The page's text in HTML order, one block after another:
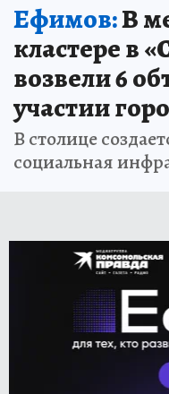
Ефимов:В
кластере в
возвели 6
участии
В столице
социальная